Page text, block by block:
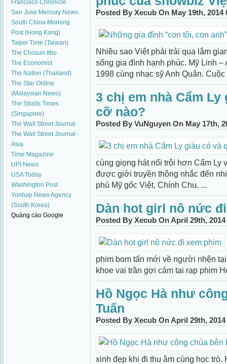
Francisco Chronicle
San Jose Mercury News
South China Morning
Post (Hong Kong)
Taipei Time (Taiwan)
The Chosun Ilbo
The Economist
The Nation (Thailand)
The Star Online
(Malaysian News)
The Straits Times
(Singapore)
The Wall Street Journal
The Wall Street Journal -
Asia
Time Magazine
UPI News
USA Today
Washington Post
Yonhap News Agency
(South Korea)
Quảng cáo Google
Posted By Xecub On May 19th, 2014
Nhiều sao Việt phải trải qua lắm
sống gia đình hạnh phúc. Mỹ Linh
1998 cùng nhạc sỹ Anh Quân.
3 chị em nhà Cẩm
cỡ nào?
Posted By VuNguyen On May 17th,
cùng giọng hát nổi trội hơn Cẩm
được giới truyền thông nhắc đến
phú Mỹ gốc Việt, Chính Chu. ...
Dàn hot girl nô nức
Posted By Xecub On April 29th,
phim bom tấn mới về người nhện
khoe vai trần gợi cảm tại rạp phim
Hồ Ngọc Hà như
Tuấn
Posted By Xecub On April 29th,
xinh đẹp khi đi thu âm cùng học